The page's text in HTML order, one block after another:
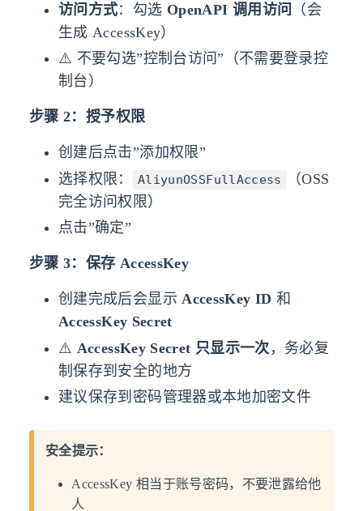
访问方式：勾选 OpenAPI 调用访问
（会
生成 AccessKey）
⚠️ 不要勾选”控制台访问”（不需要登录控
制台）
步骤 2：授予权限
创建后点击”添加权限”
选择权限：
AliyunOSSFullAccess
（OSS
完全访问权限）
点击”确定”
步骤 3：保存 AccessKey
创建完成后会显示AccessKey ID 和
AccessKey Secret
⚠️ AccessKey Secret 只显示一次 ，务必复
制保存到安全的地方
建议保存到密码管理器或本地加密文件
安全提示：
AccessKey 相当于账号密码，不要泄露给他
人